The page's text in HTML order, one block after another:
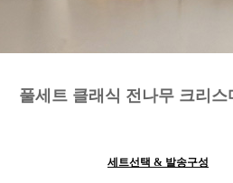
풀세트 클래식 전나무 크리스
세트선택 & 발송구성